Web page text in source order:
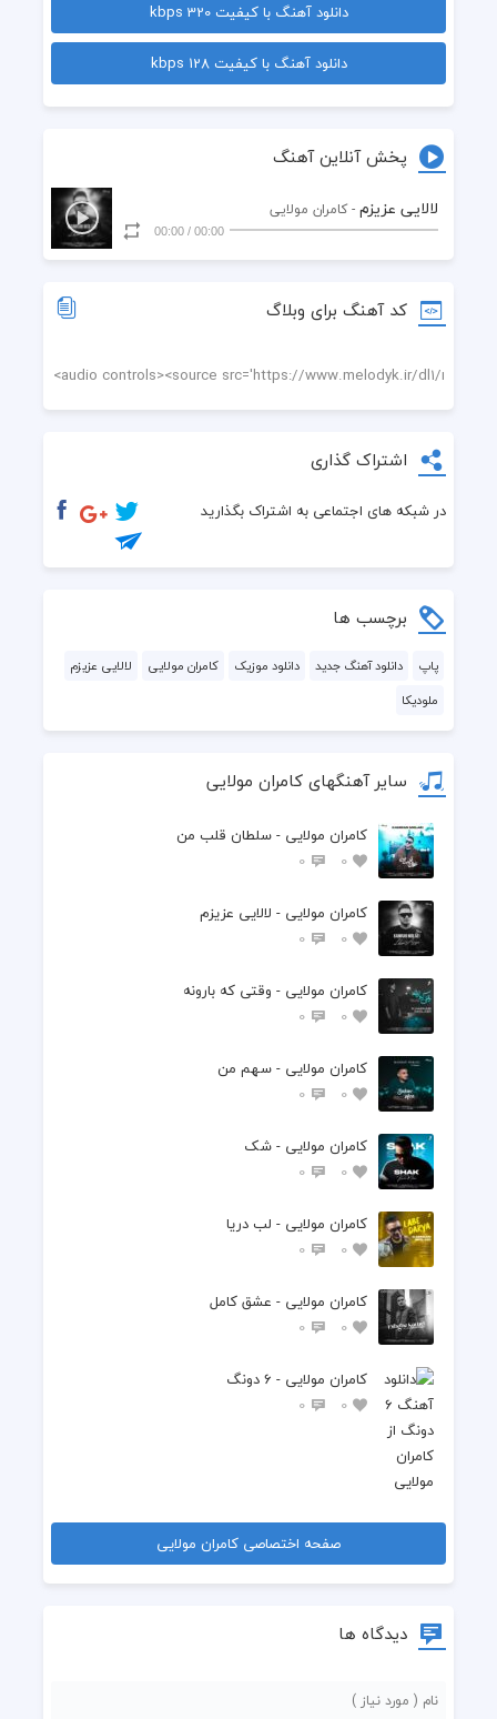
  حس عمیقم خداحافظت
  تنها رفیقم خداحافظت
  نیمه ی دیگه م خداحافظت
  تلخه که میگم خداحافظت
  نبینم شکستی
دانلود آهنگ با کیفیت 320 kbps
دانلود آهنگ با کیفیت 128 kbps
پخش آنلاین آهنگ
لالایی عزیزم‌ - کامران مولایی
00:00
/
00:00
کد آهنگ برای وبلاگ
اشتراک گذاری
در شبکه های اجتماعی به اشتراک بگذارید
برچسب ها
پاپ دانلود آهنگ جدید دانلود موزیک کامران مولایی
لالایی عزیزم
ملودیکا
سایر آهنگهای کامران مولایی
کامران مولایی - سلطان قلب من
0
0
کامران مولایی - لالایی عزیزم
0
0
کامران مولایی - وقتی که بارونه
0
0
کامران مولایی - سهم من
0
0
کامران مولایی - شک
0
0
کامران مولایی - لب دریا
0
0
کامران مولایی - عشق کامل
0
0
کامران مولایی - 6 دونگ
0
0
صفحه اختصاصی کامران مولایی
دیدگاه ها